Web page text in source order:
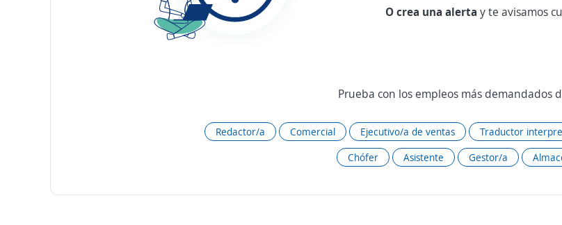
O crea una alertay te avisamos
Prueba con los empleos más demandados
Redactor/a Comercial Ejecutivo/a de ventas Traductor
Chófer
Asistente Gestor/a